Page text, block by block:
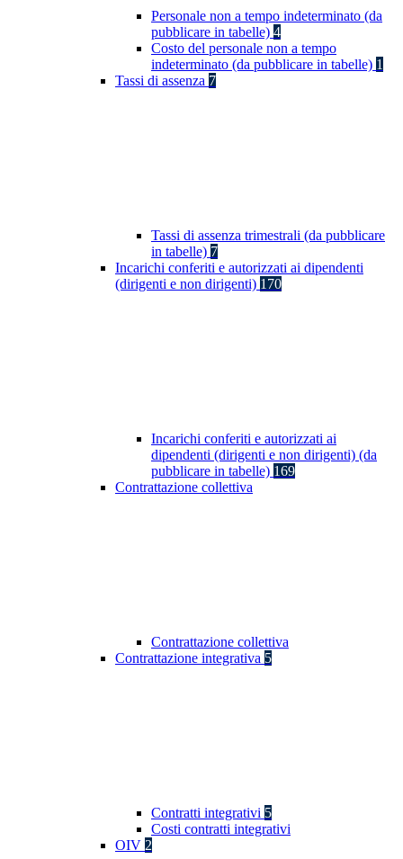
Personale non a tempo indeterminato (da
pubblicare in tabelle) 4
Costo del personale non a tempo
indeterminato (da pubblicare in tabelle) 1
Tassi di assenza 7
Tassi di assenza trimestrali (da pubblicare
in tabelle) 7
Incarichi conferiti e autorizzati ai dipendenti
(dirigenti e non dirigenti) 170
Incarichi conferiti e autorizzati ai
dipendenti (dirigenti e non dirigenti) (da
pubblicare in tabelle) 169
Contrattazione collettiva
Contrattazione collettiva
Contrattazione integrativa 5
Contratti integrativi 5
Costi contratti integrativi
OIV 2